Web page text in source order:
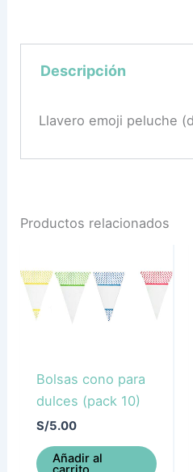
Descripción
Llavero emoji peluche
Productos relacionados
Bolsas cono para
dulces (pack 10)
S/5.00
Añadir al